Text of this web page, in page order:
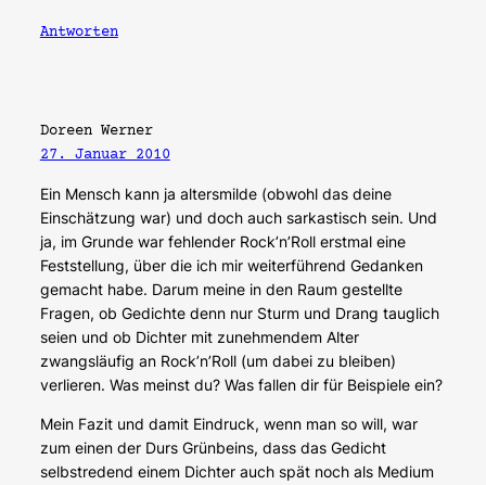
Antworten
Doreen Werner
27. Januar 2010
Ein Mensch kann ja altersmilde (obwohl das deine
Einschätzung war) und doch auch sarkastisch sein. Und
ja, im Grunde war fehlender Rock’n’Roll erstmal eine
Feststellung, über die ich mir weiterführend Gedanken
gemacht habe. Darum meine in den Raum gestellte
Fragen, ob Gedichte denn nur Sturm und Drang tauglich
seien und ob Dichter mit zunehmendem Alter
zwangsläufig an Rock’n’Roll (um dabei zu bleiben)
verlieren. Was meinst du? Was fallen dir für Beispiele ein?
Mein Fazit und damit Eindruck, wenn man so will, war
zum einen der Durs Grünbeins, dass das Gedicht
selbstredend einem Dichter auch spät noch als Medium